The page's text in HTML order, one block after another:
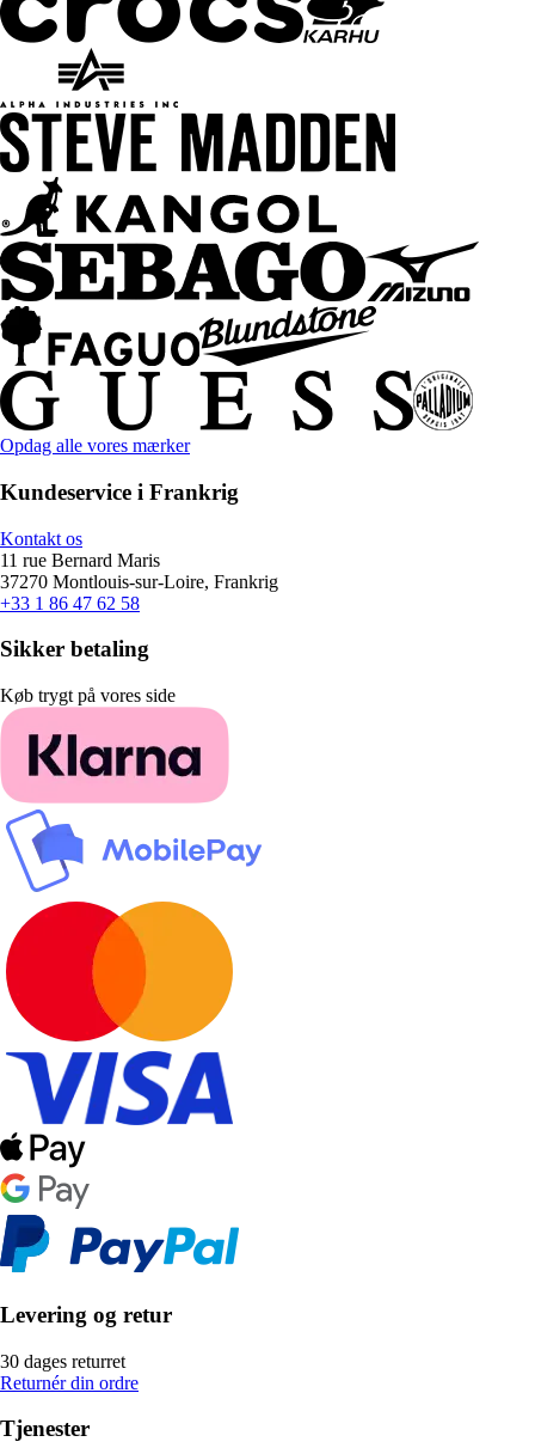
Opdag alle vores mærker
Kundeservice i Frankrig
Kontakt os
11 rue Bernard Maris
37270 Montlouis-sur-Loire, Frankrig
+33 1 86 47 62 58
Sikker betaling
Køb trygt på vores side
Levering og retur
30 dages returret
Returnér din ordre
Tjenester